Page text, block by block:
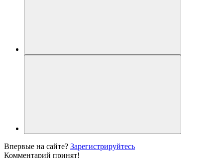
Впервые на сайте? Зарегистрируйтесь
Комментарий принят!